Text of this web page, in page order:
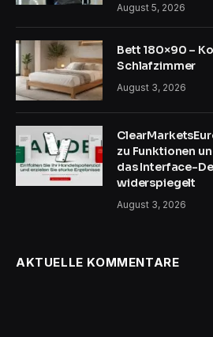
August 5, 2026
Bett 180×90 –
Schlafzimmer
August 3, 2026
zu Funktionen
das Interface-
widerspiegelt
August 3, 2026
AKTUELLE KOMMENTARE